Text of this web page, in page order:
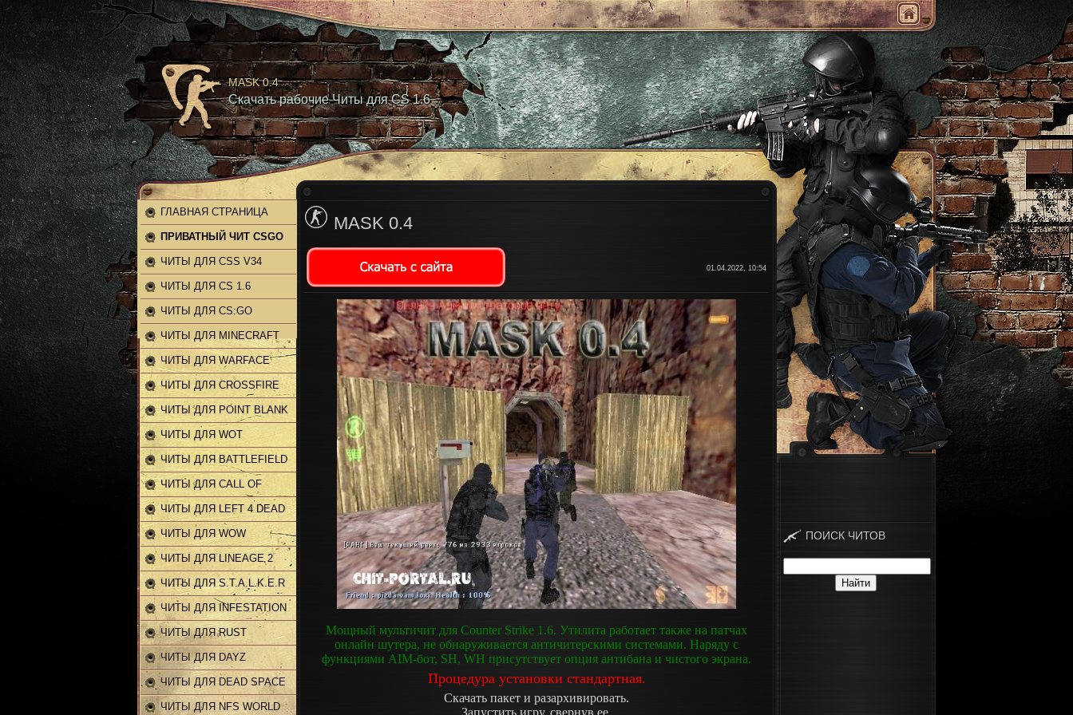
MASK 0.4
Скачать рабочие Читы для CS 1.6
ГЛАВНАЯ СТРАНИЦА
ПРИВАТНЫЙ ЧИТ CSGO
ЧИТЫ ДЛЯ CSS V34
ЧИТЫ ДЛЯ CS 1.6
ЧИТЫ ДЛЯ CS:GO
ЧИТЫ ДЛЯ MINECRAFT
ЧИТЫ ДЛЯ WARFACE
ЧИТЫ ДЛЯ CROSSFIRE
ЧИТЫ ДЛЯ POINT BLANK
ЧИТЫ ДЛЯ WOT
ЧИТЫ ДЛЯ BATTLEFIELD
ЧИТЫ ДЛЯ CALL OF
DUTY
ЧИТЫ ДЛЯ LEFT 4 DEAD
2
ЧИТЫ ДЛЯ WOW
ЧИТЫ ДЛЯ LINEAGE 2
ЧИТЫ ДЛЯ S.T.A.L.K.E.R
ЧИТЫ ДЛЯ INFESTATION
ЧИТЫ ДЛЯ RUST
ЧИТЫ ДЛЯ DAYZ
ЧИТЫ ДЛЯ DEAD SPACE
2
ЧИТЫ ДЛЯ NFS WORLD
MASK 0.4
01.04.2022, 10:54
Мощный мультичит для Counter Strike 1.6. Утилита работает также на патчах
онлайн шутера, не обнаруживается античитерскими системами. Наряду с
функциями AIM-бот, SH, WH присутствует опция антибана и чистого экрана.
Процедура установки стандартная.
Скачать пакет и разархивировать.
Запустить игру, свернув ее.
ПОИСК ЧИТОВ